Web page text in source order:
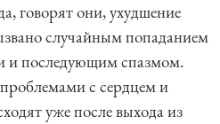
говорят они, ухудшение
случайным попаданием
и последующим спазмом.
с сердцем и
уже после выхода из